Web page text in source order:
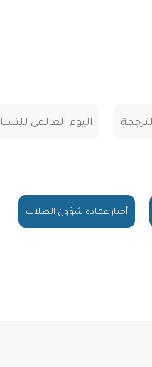
اليوم العالمي
أخبار عمادة شؤون الطلاب